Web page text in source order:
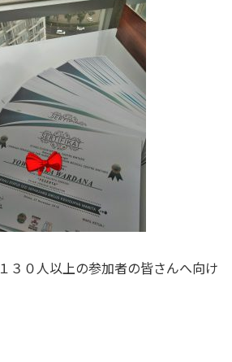
１３０人以上の参加者の皆さんへ向け